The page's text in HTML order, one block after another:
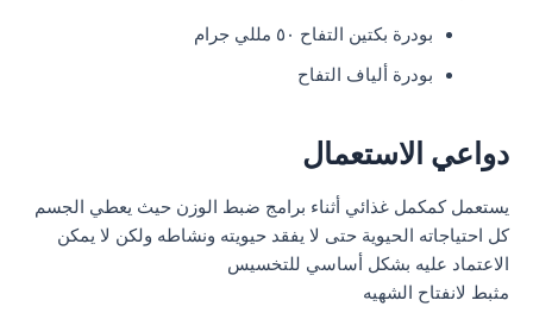
بودرة بكتين التفاح ٥٠ مللي جرام
بودرة ألياف التفاح
دواعي الاستعمال
يستعمل كمكمل غذائي أثناء برامج ضبط الوزن حيث يعطي الجسم
كل احتياجاته الحيوية حتى لا يفقد حيويته ونشاطه ولكن لا يمكن
الاعتماد عليه بشكل أساسي للتخسيس
مثبط لانفتاح الشهيه